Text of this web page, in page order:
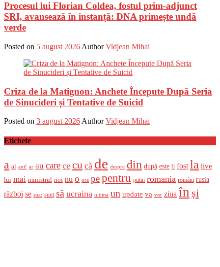
Procesul lui Florian Coldea, fostul prim-adjunct
SRI, avansează în instanță: DNA primește undă
verde
Posted on 5 august 2026 Author Vidjean Mihai
Criza de la Matignon: Anchete Începute După Seria
de Sinucideri și Tentative de Suicid
Posted on 3 august 2026 Author Vidjean Mihai
Etichete
a al ani! ar au care ce cu că de despre din după este fi fost la live
lui mai ministrul noi nu o ora pepentru putin romania români rusia
război se sua: sunt să ucraina ultima un update va vor ziua în și